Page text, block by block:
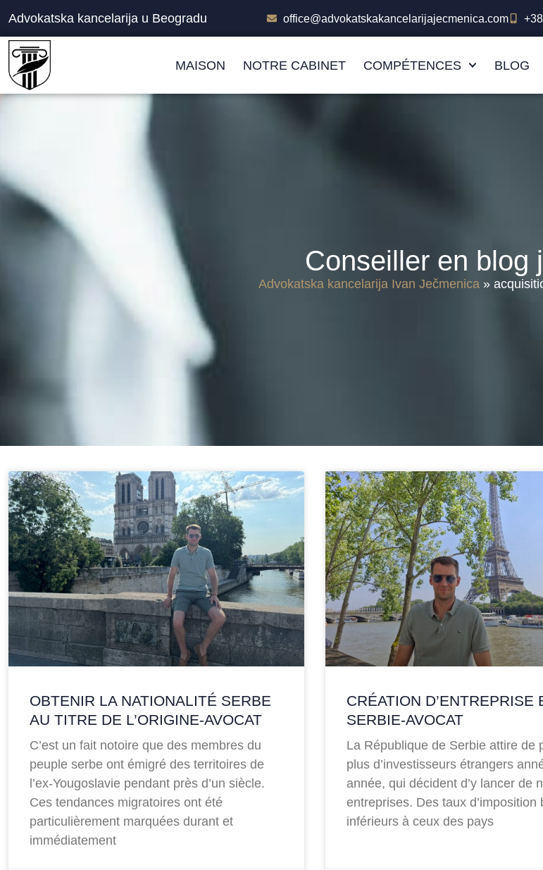
Advokatska kancelarija u Beogradu office@advokatskakancelarijajecmenica.com
MAISON NOTRE CABINET COMPÉTENCES BLOG
Conseiller en blog
Advokatska kancelarija Ivan Ječmenica »
OBTENIR LA NATIONALITÉ SERBE
AU TITRE DE L’ORIGINE-AVOCAT
C’est un fait notoire que des membres du
peuple serbe ont émigré des territoires de
l’ex-Yougoslavie pendant près d’un siècle.
Ces tendances migratoires ont été
particulièrement marquées durant et
immédiatement
CRÉATION D’ENTREPRISE
SERBIE-AVOCAT
La République de Serbie attire de
plus d’investisseurs étrangers
année, qui décident d’y lancer de
entreprises. Des taux d’imposition
inférieurs à ceux des pays